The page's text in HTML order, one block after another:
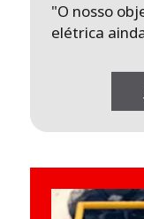
"O nosso
elétrica